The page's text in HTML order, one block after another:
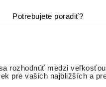
Potrebujete poradiť?
rozhodnúť medzi
pre vašich najbližších a